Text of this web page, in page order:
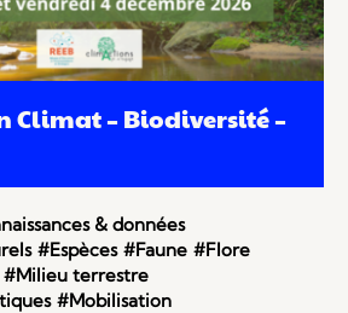
Climat – Biodiversité –
& données
#Espèces #Faune #Flore
#Milieu terrestre
#Mobilisation